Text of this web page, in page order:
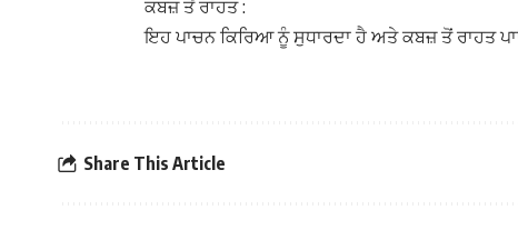
ਕਬਜ਼ ਤੋਂ ਰਾਹਤ :
ਇਹ ਪਾਚਨ ਕਿਰਿਆ ਨੂੰ ਸੁਧਾਰਦਾ ਹੈ ਅਤੇ ਕਬਜ਼ ਤੋਂ ਰਾਹਤ
Share This Article